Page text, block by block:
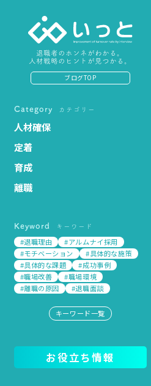
退職者のホンネがわかる。
人材戦略のヒントが見つかる。
ブログTOP
Category カテゴリー
人材確保
定着
育成
離職
Keyword キーワード
#退職理由
#アルムナイ採用
#モチベーション
#具体的な施策
#具体的な課題
#成功事例
#職場改善
#職場環境
#離職の原因
#退職面談
キーワード一覧
お役立ち情報